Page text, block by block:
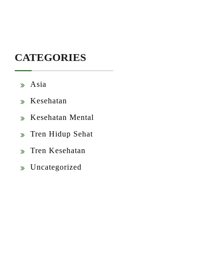
CATEGORIES
Asia
Kesehatan
Kesehatan Mental
Tren Hidup Sehat
Tren Kesehatan
Uncategorized